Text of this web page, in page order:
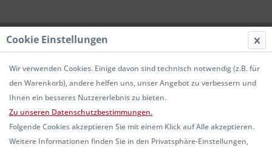
Cookie Einstellungen
Wir verwenden Cookies. Einige davon sind technisch notwendig (z.B. für
den Warenkorb), andere helfen uns, unser Angebot zu verbessern und
Ihnen ein besseres Nutzererlebnis zu bieten.
Zu unseren Datenschutzbestimmungen.
Folgende Cookies akzeptieren Sie mit einem Klick auf Alle akzeptieren.
Weitere Informationen finden Sie in den Privatsphäre-Einstellungen,